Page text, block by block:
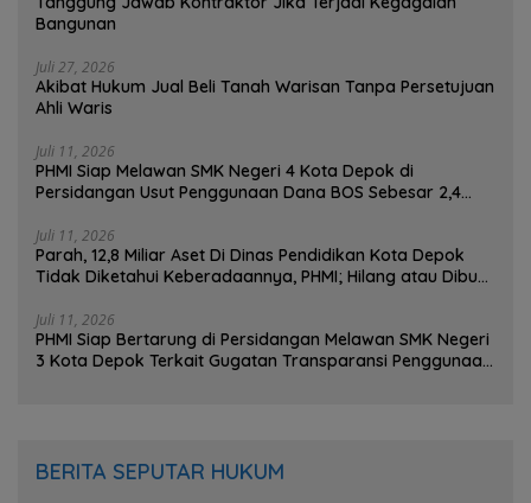
Bangunan
Juli 27, 2026
Akibat Hukum Jual Beli Tanah Warisan Tanpa Persetujuan
Ahli Waris
Juli 11, 2026
PHMI Siap Melawan SMK Negeri 4 Kota Depok di
Persidangan Usut Penggunaan Dana BOS Sebesar 2,4
Juli 11, 2026
Parah, 12,8 Miliar Aset Di Dinas Pendidikan Kota Depok
Tidak Diketahui Keberadaannya, PHMI; Hilang atau Dibuat
Juli 11, 2026
PHMI Siap Bertarung di Persidangan Melawan SMK Negeri
3 Kota Depok Terkait Gugatan Transparansi Penggunaan
BERITA SEPUTAR HUKUM